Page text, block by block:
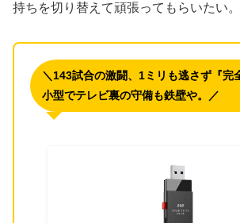
持ちを切り替えて頑張ってもらいたい。
＼143試合の激闘、1ミリも逃さず『完
小型でテレビ裏の守備も鉄壁や。／